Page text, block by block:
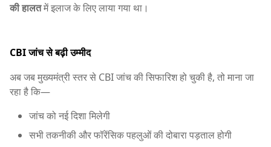
की हालतमें इलाज के लिए लाया गया था।
CBI जांच से बढ़ी उम्मीद
अब जब मुख्यमंत्री स्तर से CBI जांच की सिफारिश हो चुकी है, तो माना जा
रहा है कि—
जांच को नई दिशा मिलेगी
सभी तकनीकी और फॉरेंसिक पहलुओं की दोबारा पड़ताल होगी